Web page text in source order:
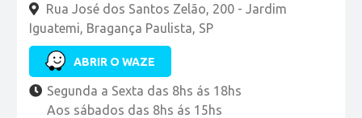
Rua José dos Santos Zelão, 200 - Jardim
Iguatemi, Bragança Paulista, SP
ABRIR O WAZE
Segunda a Sexta das 8hs ás 18hs
Aos sábados das 8hs ás 15hs